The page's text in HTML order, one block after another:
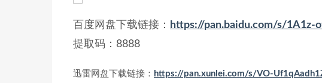
百度网盘下载链接：
https://pan.baidu.com/s/1A1z-
提取码：8888
迅雷网盘下载链接： https://pan.xunlei.com/s/VO-